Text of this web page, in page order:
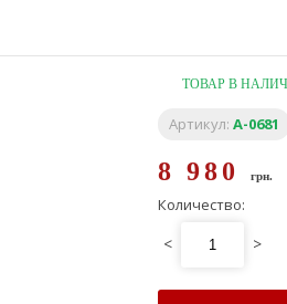
ТОВАР В
Артикул: A-0681
8 980 грн.
Количество:
< >